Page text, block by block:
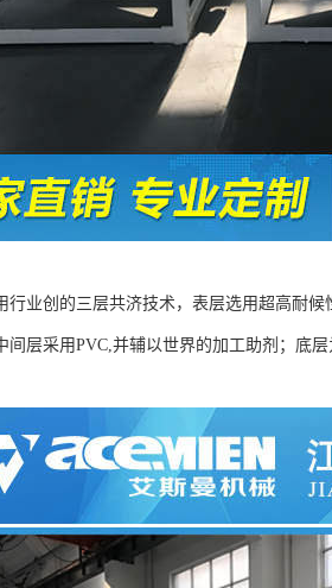
行业创的三层共济技术，表层选用超高耐
间层采用PVC,并辅以世界的加工助剂；底